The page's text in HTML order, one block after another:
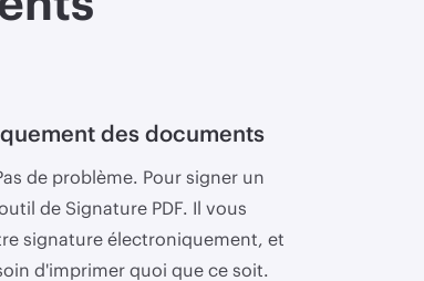
des documents
de problème. Pour signer un
de Signature PDF. Il vous
signature électroniquement, et
d'imprimer quoi que ce soit.